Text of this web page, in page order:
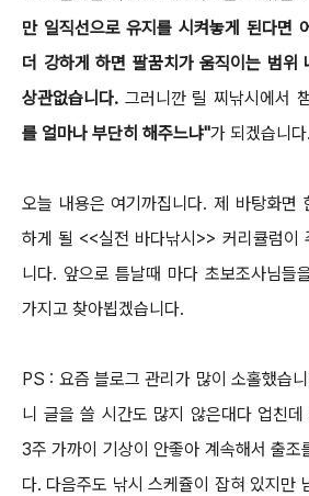
만 일직선으로 유지를 시켜놓게 된다면
더 강하게 하면 팔꿈치가 움직이는 범위
상관없습니다. 그러니깐 릴 찌낚시에서
를 얼마나 부단히 해주느냐"가 되겠습니다.
오늘 내용은 여기까집니다. 제 바탕화면
하게 될 <<실전 바다낚시>> 커리큘럼이
니다. 앞으로 틈날때 마다 초보조사님들
가지고 찾아뵙겠습니다.
PS : 요즘 블로그 관리가 많이 소홀했습
니 글을 쓸 시간도 많지 않은대다 업친데
3주 가까이 기상이안좋아 계속해서 출조
다. 다음주도 낚시 스케쥴이 잡혀 있지만